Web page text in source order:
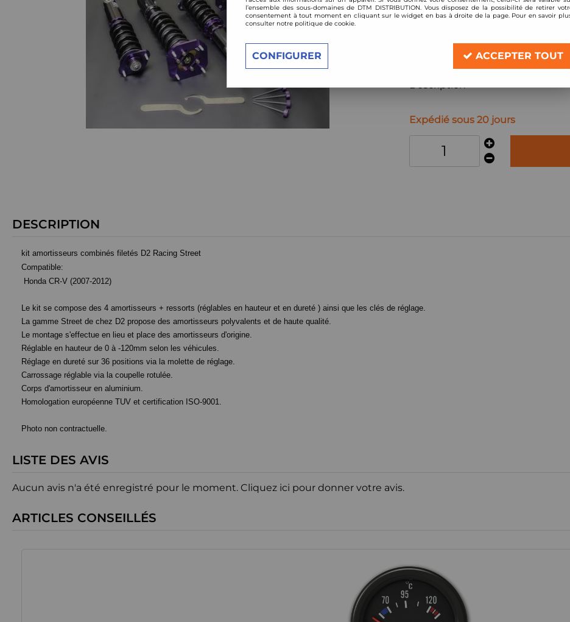
kit amortisseurs combinés filetés D2 Racing
Description
Expédié sous 20 jours
DESCRIPTION
kit amortisseurs combinés filetés D2 Racing Street
Compatible:
Honda CR-V (2007-2012)
Le kit se compose des 4 amortisseurs + ressorts (réglables en hauteur et en dureté ) ainsi que les clés de réglage.
La gamme Street de chez D2 propose des amortisseurs polyvalents et de haute qualité.
Le montage s'effectue en lieu et place des amortisseurs d'origine.
Réglable en hauteur de 0 à -120mm selon les véhicules.
Réglage en dureté sur 36 positions via la molette de réglage.
Carrossage réglable via la coupelle rotulée.
Corps d'amortisseur en aluminium.
Homologation européenne TUV et certification ISO-9001.
Photo non contractuelle.
LISTE DES AVIS
Aucun avis n'a été enregistré pour le moment. Cliquez ici pour donner votre avis.
ARTICLES CONSEILLÉS
l’ensemble des sous-domaines de DTM DISTRIBUTION. Vous disposez de la possibilité de retirer
consentement à tout moment en cliquant sur le widget en bas à droite de la page. Pour en savoir
consulter notre politique de cookie.
CONFIGURER ACCEPTER TOUT